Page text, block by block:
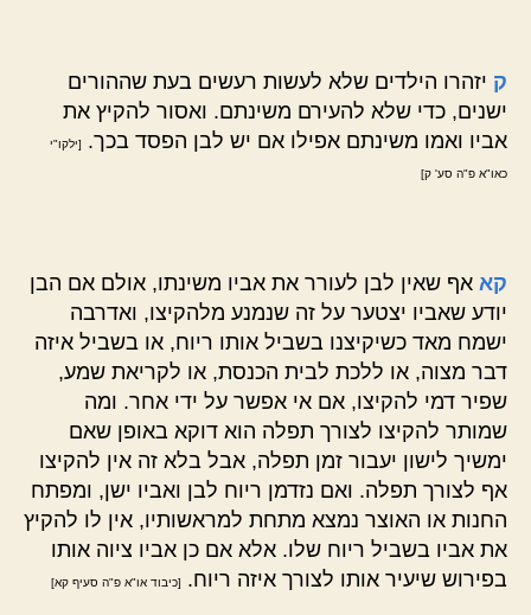
ק יזהרו הילדים שלא לעשות רעשים בעת שההורים
ישנים, כדי שלא להעירם משינתם. ואסור להקיץ את
אביו ואמו משינתם אפילו אם יש לבן הפסד בכך.
[ילקו"י
כאו"א פ"ה סע' ק]
קא אף שאין לבן לעורר את אביו משינתו, אולם אם הבן
יודע שאביו יצטער על זה שנמנע מלהקיצו, ואדרבה
ישמח מאד כשיקיצנו בשביל אותו ריוח, או בשביל איזה
דבר מצוה, או ללכת לבית הכנסת, או לקריאת שמע,
שפיר דמי להקיצו, אם אי אפשר על ידי אחר. ומה
שמותר להקיצו לצורך תפלה הוא דוקא באופן שאם
ימשיך לישון יעבור זמן תפלה, אבל בלא זה אין להקיצו
אף לצורך תפלה. ואם נזדמן ריוח לבן ואביו ישן, ומפתח
החנות או האוצר נמצא מתחת למראשותיו, אין לו להקיץ
את אביו בשביל ריוח שלו. אלא אם כן אביו ציוה אותו
בפירוש שיעיר אותו לצורך איזה ריוח.
[כיבוד או"א פ"ה סעיף קא]